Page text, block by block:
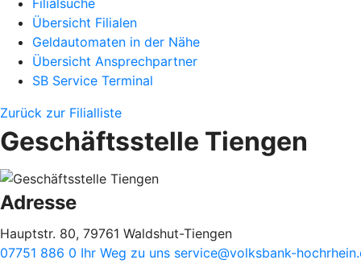
Filialsuche
Übersicht Filialen
Geldautomaten in der Nähe
Übersicht Ansprechpartner
SB Service Terminal
Zurück zur Filialliste
Geschäftsstelle Tiengen
Adresse
Hauptstr. 80, 79761 Waldshut-Tiengen
07751 886 0 Ihr Weg zu uns service@volksbank-